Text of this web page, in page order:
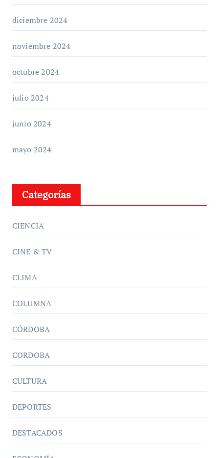
diciembre 2024
noviembre 2024
octubre 2024
julio 2024
junio 2024
mayo 2024
Categorías
CIENCIA
CINE & TV
CLIMA
COLUMNA
CÓRDOBA
CORDOBA
CULTURA
DEPORTES
DESTACADOS